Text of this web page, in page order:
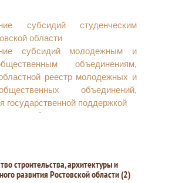
информации об объектах
муниципального имущества
субсидий студенческим
области
субсидий молодежным и
объединениям,
реестр молодежных и
объединений,
государственной поддержкой
областного реестра
и детских общественных
государственной
строительства, архитектуры и
развития Ростовской области (2)